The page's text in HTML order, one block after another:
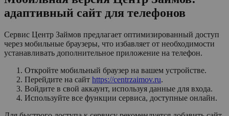
адаптивный сайт для телефонов
Сервис Центр Займов предлагает оптимизированный доступ
через мобильные браузеры, что избавляет от необходимости
устанавливать дополнительное приложение на телефон.
Откройте мобильный браузер на вашем устройстве.
Перейдите на сайт https://centrzaimov.ru.
Войдите в свой аккаунт, используя данные для входа.
Используйте все функции сервиса, доступные онлайн.